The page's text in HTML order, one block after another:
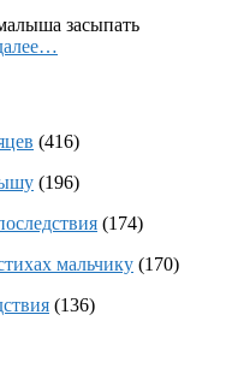
засыпать
(416)
(196)
(174)
мальчику (170)
(136)